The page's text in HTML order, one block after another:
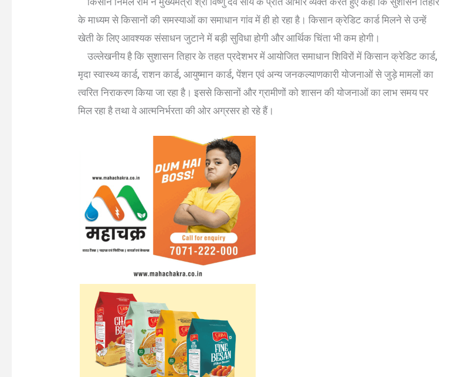
के माध्यम से किसानों की समस्याओं का समाधान गांव में ही हो रहा है। किसान क्रेडिट कार्ड मिलने से उन्हें
खेती के लिए आवश्यक संसाधन जुटाने में बड़ी सुविधा होगी और आर्थिक चिंता भी कम होगी।
उल्लेखनीय है कि सुशासन तिहार के तहत प्रदेशभर में आयोजित समाधान शिविरों में किसान क्रेडिट कार्ड,
मृदा स्वास्थ्य कार्ड, राशन कार्ड, आयुष्मान कार्ड, पेंशन एवं अन्य जनकल्याणकारी योजनाओं से जुड़े मामलों का
त्वरित निराकरण किया जा रहा है। इससे किसानों और ग्रामीणों को शासन की योजनाओं का लाभ समय पर
मिल रहा है तथा वे आत्मनिर्भरता की ओर अग्रसर हो रहे हैं।